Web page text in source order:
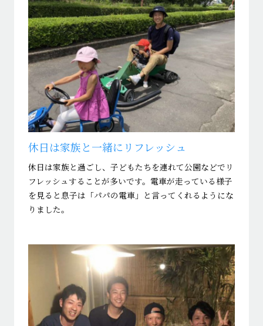
休日は家族と一緒にリフレッシュ
休日は家族と過ごし、子どもたちを連れて公園などでリ
フレッシュすることが多いです。電車が走っている様子
を見ると息子は「パパの電車」と言ってくれるようにな
りました。